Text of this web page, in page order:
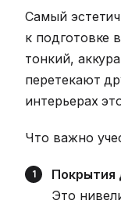
Самый
к подготовке
тонкий,
перетекают
интерьерах
Что важно
Покрытия
Это